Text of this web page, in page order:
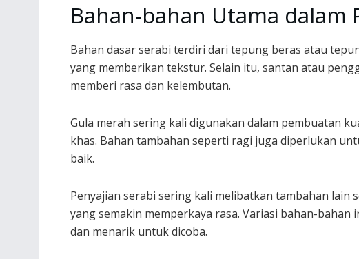
Bahan-bahan Utama dalam
Bahan dasar serabi terdiri dari tepung beras atau
yang memberikan tekstur. Selain itu, santan atau
memberi rasa dan kelembutan.
Gula merah sering kali digunakan dalam pembuatan
khas. Bahan tambahan seperti ragi juga diperlukan
baik.
Penyajian serabi sering kali melibatkan tambahan
yang semakin memperkaya rasa. Variasi bahan-
dan menarik untuk dicoba.